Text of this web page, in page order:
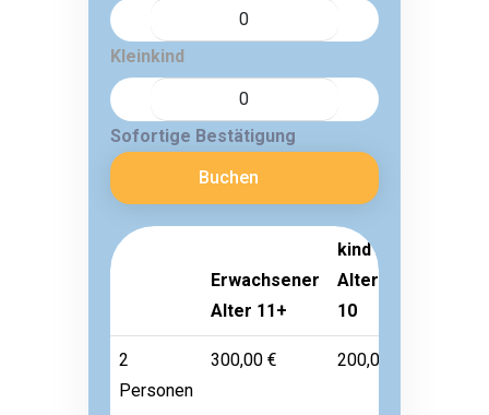
Kleinkind
Sofortige Bestätigung
Buchen
Erwachsener
Alter 11+
kind
Alter 3-
10
2
Personen
300,00 € 200,00 €